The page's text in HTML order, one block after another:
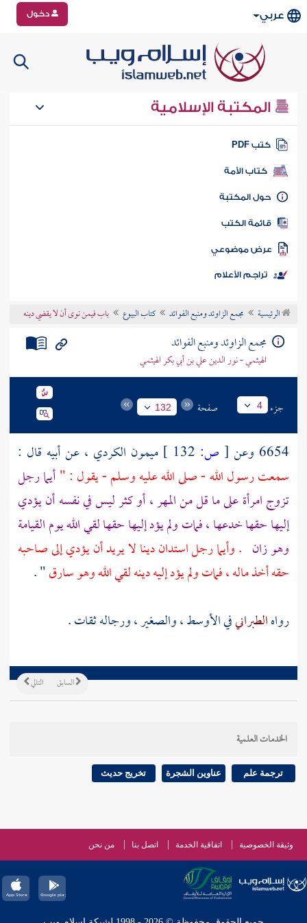
عربي دخول
المكتبة الإسلامية
كتب PDF
كتاب الأمة
المكتبة
الكتب
موضوعي
تراجم الأعلام
الرئيسية مجمع الزاوئد ومنبع الفوائد كتاب البيوع باب فيمن نوى أن لا يقضي دينه
مجمع الزاوئد ومنبع الفوائد
الهيثمي - نور الدين علي بن أبي بكر الهيثمي
جزء 4 صفحة 132
6654 وعن [ ص: ميمون الكردي ، عن أبيه قال :
سمعت رسول الله - صلى الله عليه وسلم - يقول : "أيما رجل
تزوج امرأة على ما قل من المهر ، أو كثر ليس في نفسه أن يؤدي
إليها حقها خدعها ، فمات ولم يؤد إليها حقها لقي الله يوم القيامة
وهو زان . وأيما رجل استدان دينا لا يريد أن يؤدي إلى صاحبه
حقه أخذ ماله ، فمات ولم يؤد إليه دينه لقي الله وهو سارق" .
رواهالطبرانيفي الأوسط ، والصغير ، ورجاله ثقات .
التالي السابق
الخدمات العلمية
ترجمة علم عناوين الشجرة تخريج حديث
وثيقة الخصوصية اتفاقية الخدمة اتصل بنا من نحن